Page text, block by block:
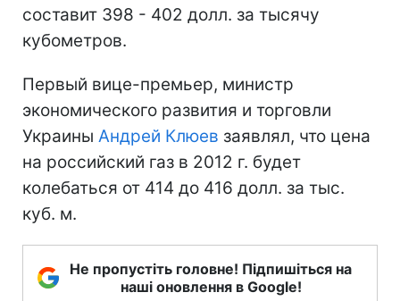
составит 398 - 402 долл. за тысячу
кубометров.
Первый вице-премьер, министр
экономического развития и торговли
Украины Андрей Клюев заявлял, что цена
на российский газ в 2012 г. будет
колебаться от 414 до 416 долл. за тыс.
куб. м.
Не пропустіть головне! Підпишіться на
наші оновлення в Google!